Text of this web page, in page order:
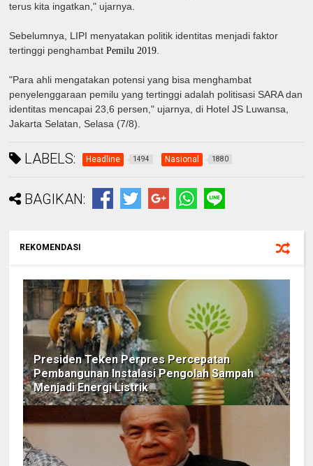
terus kita ingatkan," ujarnya.
Sebelumnya, LIPI menyatakan politik identitas menjadi faktor
tertinggi penghambatPemilu 2019
"Para ahli mengatakan potensi yang bisa menghambat
penyelenggaraan pemilu yang tertinggi adalah politisasi SARA dan
identitas mencapai 23,6 persen," ujarnya, di Hotel JS Luwansa,
Jakarta Selatan, Selasa (7/8).
LABELS: Headline 1494 Nasional 1880
BAGIKAN:
REKOMENDASI
Presiden Teken Perpres Percepatan
Pembangunan Instalasi Pengolah Sampah
Menjadi Energi Listrik